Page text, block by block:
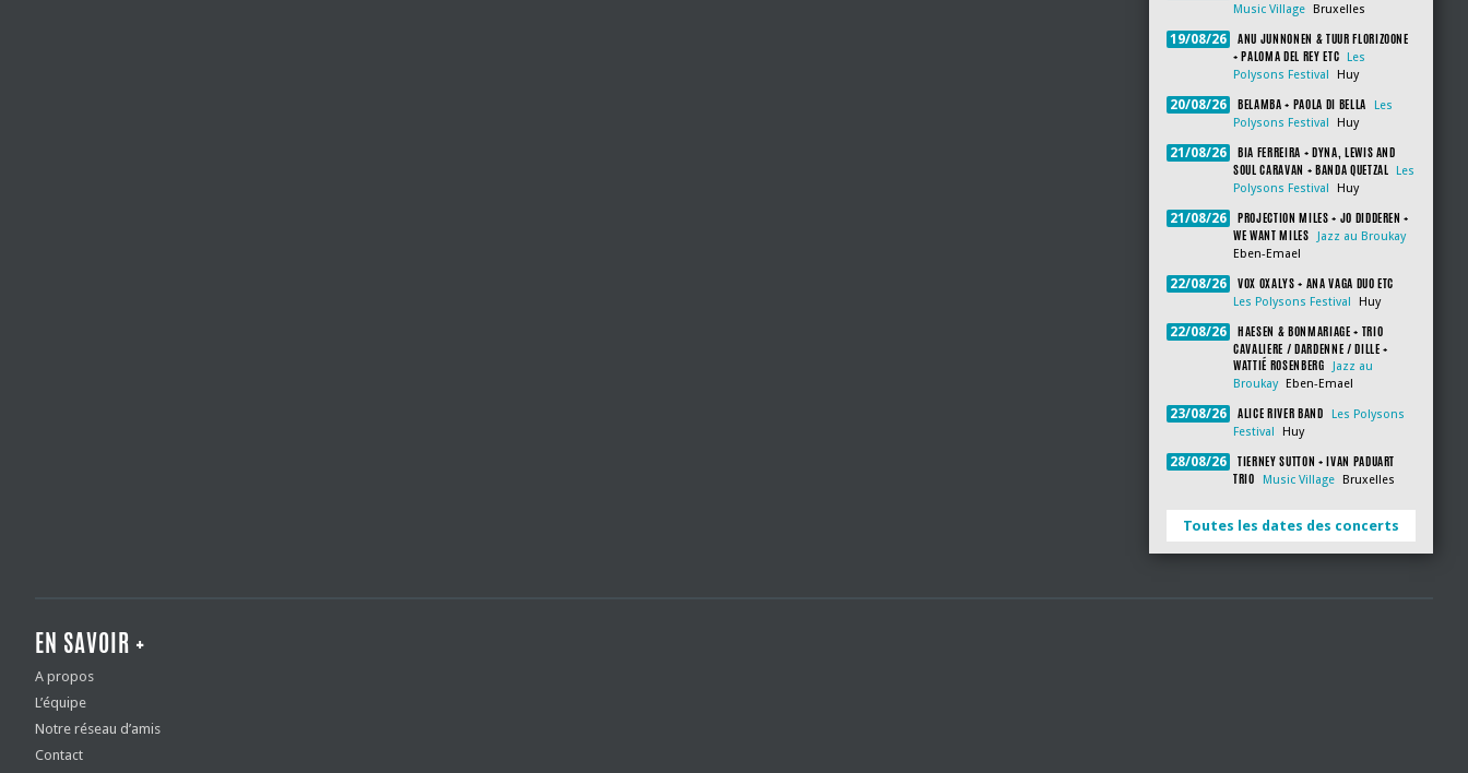
Music Village Bruxelles
19/08/26
ANU JUNNONEN & TUUR FLORIZOONE
+ PALOMA DEL REY ETC
Les
Polysons Festival
Huy
20/08/26 BELAMBA + PAOLA DI BELLA
Les
Polysons Festival
Huy
21/08/26
BIA FERREIRA + DYNA, LEWIS AND
SOUL CARAVAN + BANDA QUETZAL
Les
Polysons Festival
Huy
21/08/26
PROJECTION MILES + JO DIDDEREN +
WE WANT MILES
Jazz au Broukay
Eben-Emael
22/08/26 VOX OXALYS + ANA VAGA DUO ETC
Les Polysons Festival Huy
22/08/26
HAESEN & BONMARIAGE + TRIO
CAVALIERE / DARDENNE / DILLE +
WATTIÉ ROSENBERG
Jazz au
Broukay
Eben-Emael
23/08/26 ALICE RIVER BAND
Les Polysons
Festival
Huy
28/08/26
TIERNEY SUTTON + IVAN PADUART
TRIO
Music Village Bruxelles
Toutes les dates des concerts
EN SAVOIR +
A propos
L’équipe
Notre réseau d’amis
Contact